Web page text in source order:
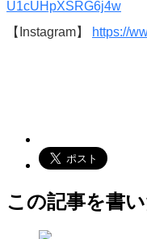
U1cUHpXSRG6j4w
【Instagram】
https://
この記事を書